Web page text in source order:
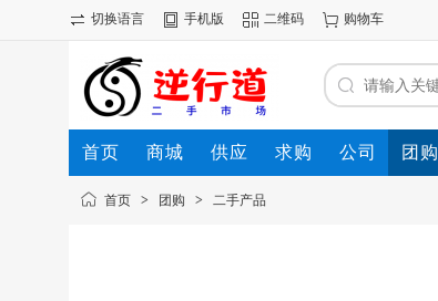
切换语言 手机版 二维码 购物车
首页 商城 供应 求购 公司 团购
首页 > 团购 > 二手产品